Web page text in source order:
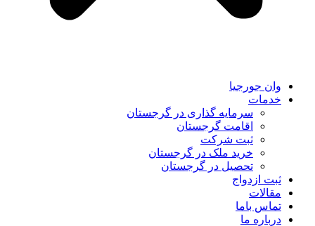
وان جورجیا
خدمات
سرمایه گذاری در گرجستان
اقامت گرجستان
ثبت شرکت
خرید ملک در گرجستان
تحصیل در گرجستان
ثبت ازدواج
مقالات
تماس باما
درباره ما